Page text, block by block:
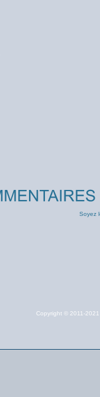
Soyez
Copyright © 2011-